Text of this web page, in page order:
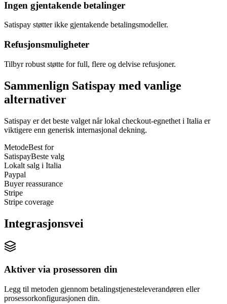
Ingen gjentakende betalinger
Satispay støtter ikke gjentakende betalingsmodeller.
Refusjonsmuligheter
Tilbyr robust støtte for full, flere og delvise refusjoner.
Sammenlign Satispay med vanlige
alternativer
Satispay er det beste valget når lokal checkout-egnethet i Italia er
viktigere enn generisk internasjonal dekning.
MetodeBest for
SatispayBeste valg
Lokalt salg i Italia
Paypal
Buyer reassurance
Stripe
Stripe coverage
Integrasjonsvei
Aktiver via prosessoren din
Legg til metoden gjennom betalingstjenesteleverandøren eller
prosessorkonfigurasjonen din.